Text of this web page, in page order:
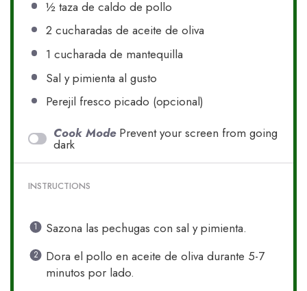
½taza de caldo de pollo
2 cucharadas de aceite de oliva
1 cucharada de mantequilla
Sal y pimienta al gusto
Perejil fresco picado (opcional)
Cook Mode Prevent your screen from going
dark
INSTRUCTIONS
Sazona las pechugas con sal y pimienta.
Dora el pollo en aceite de oliva durante 5-7
minutos por lado.